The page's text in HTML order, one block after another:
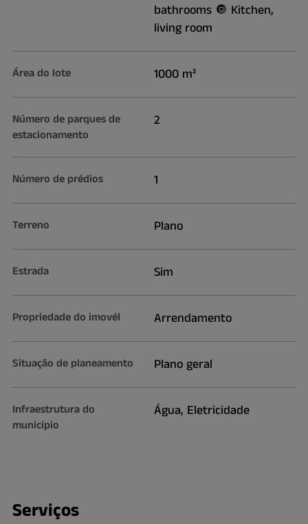
bathrooms 🔘 Kitchen,
living room
Área do lote 1000 m²
Número de parques de
estacionamento
2
Número de prédios 1
Terreno Plano
Estrada Sim
Propriedade do imovél Arrendamento
Situação de planeamento Plano geral
Infraestrutura do
município
Água, Eletricidade
Serviços